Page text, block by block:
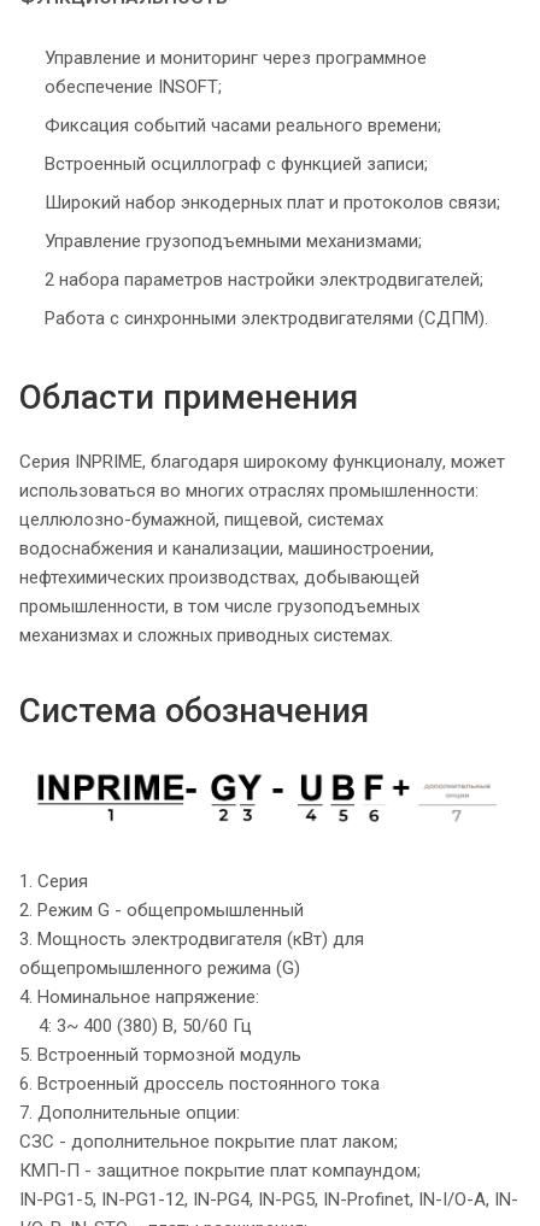
Управление и мониторинг через программное
обеспечение INSOFT;
Фиксация событий часами реального времени;
Встроенный осциллограф с функцией записи;
Широкий набор энкодерных плат и протоколов связи;
Управление грузоподъемными механизмами;
2 набора параметров настройки электродвигателей;
Работа с синхронными электродвигателями (СДПМ).
Области применения
Серия INPRIME, благодаря широкому функционалу, может
использоваться во многих отраслях промышленности:
целлюлозно-бумажной, пищевой, системах
водоснабжения и канализации, машиностроении,
нефтехимических производствах, добывающей
промышленности, в том числе грузоподъемных
механизмах и сложных приводных системах.
Система обозначения
1. Серия
2. Режим G - общепромышленный
3. Мощность электродвигателя (кВт) для
общепромышленного режима (G)
4. Номинальное напряжение:
4: 3~ 400 (380) В, 50/60 Гц
5. Встроенный тормозной модуль
6. Встроенный дроссель постоянного тока
7. Дополнительные опции:
СЗС - дополнительное покрытие плат лаком;
КМП-П - защитное покрытие плат компаундом;
IN-PG1-5, IN-PG1-12, IN-PG4, IN-PG5, IN-Profinet, IN-I/O-A, IN-